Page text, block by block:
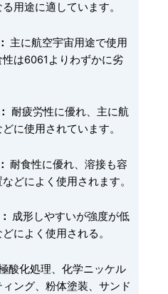
用途に適しています。
主に航空宇宙用途で使用
は6061よりわずかに劣
耐疲労性に優れ、主に航
に使用されています。
耐食性に優れ、溶接も容
どによく使用されます。
成形しやすいが強度が低
によく使用される。
酸化処理、化学ニッケル
ング、粉体塗装、サンド